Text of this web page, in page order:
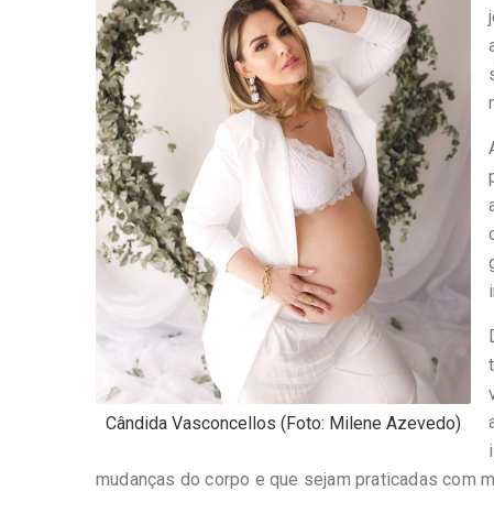
Cândida Vasconcellos (Foto: Milene Azevedo)
mudanças do corpo e que sejam praticadas com